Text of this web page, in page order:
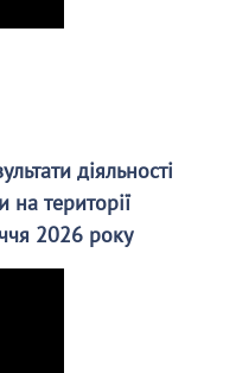
діяльності
на території
2026 року